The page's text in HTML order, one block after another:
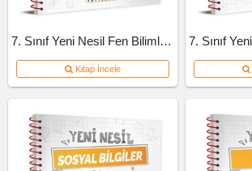
7. Sınıf Yeni Nesil Fen Bilimleri Defteri
Kitap İncele